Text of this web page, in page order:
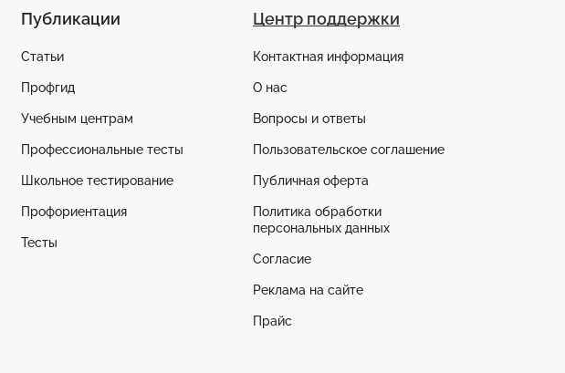
Публикации
Статьи
Профгид
Учебным центрам
Профессиональные тесты
Школьное тестирование
Профориентация
Тесты
Центр поддержки
Контактная информация
О нас
Вопросы и ответы
Пользовательское соглашение
Публичная оферта
Политика обработки
персональных данных
Согласие
Реклама на сайте
Прайс